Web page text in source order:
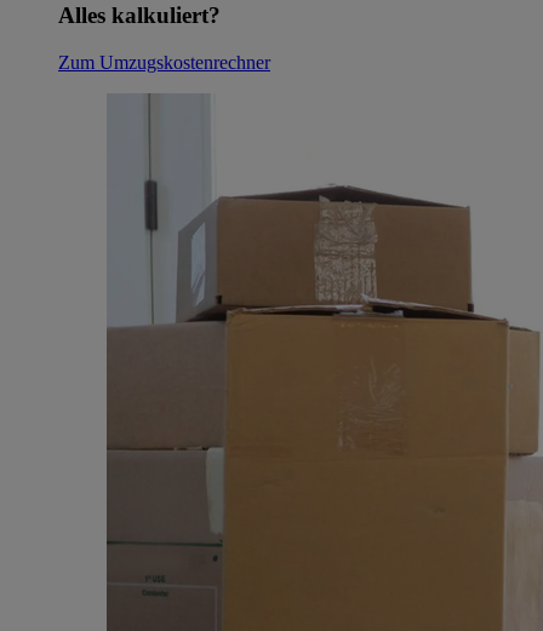
Alles kalkuliert?
Zum Umzugskostenrechner